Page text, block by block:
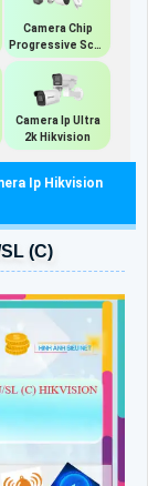
Camera Chip
Progressive Scan
CMOS Hikvision
Camera Ip Ultra
2k Hikvision
Ip Hikvision
(C)